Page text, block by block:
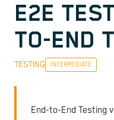
E2E
TO-END
TESTING INTERMEDIATE
End-to-End Testing